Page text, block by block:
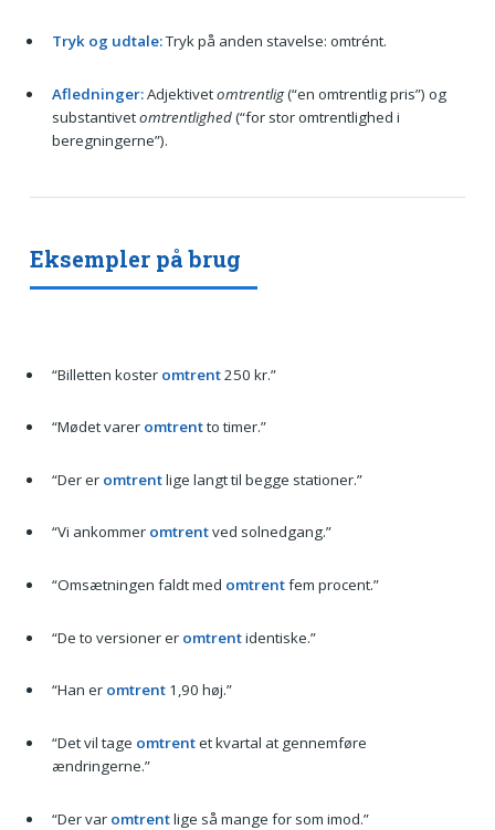
Tryk og udtale:Tryk på anden stavelse: omtrént.
Afledninger:Adjektivetomtrentlig(“en omtrentlig pris”) og
substantivetomtrentlighed(“for stor omtrentlighed i
beregningerne”).
Eksempler på brug
“Billetten koster omtrent250 kr.”
“Mødet varer omtrentto timer.”
“Der er omtrentlige langt til begge stationer.”
“Vi ankommer omtrentved solnedgang.”
“Omsætningen faldt med omtrentfem procent.”
“De to versioner er omtrentidentiske.”
“Han er omtrent1,90 høj.”
“Det vil tage omtrentet kvartal at gennemføre
ændringerne.”
“Der var omtrentlige så mange for som imod.”